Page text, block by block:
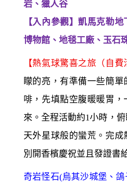
岩、獵人谷
【入內參觀】凱馬克勒
博物館、地毯工廠、玉石
【熱氣球驚喜之旅（自費
矇的亮，有準備一些簡單
啡，先填點空腹暖暖胃，
來。全程活動約1小時，
天外星球般的蠻荒。完成
別開香檳慶祝並且發證書
奇岩怪石(烏其沙城堡、